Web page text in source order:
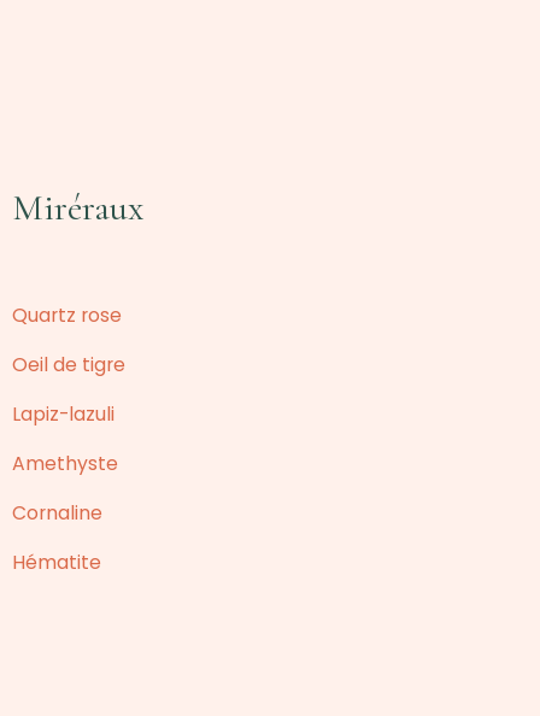
Miréraux
Quartz rose
Oeil de tigre
Lapiz-lazuli
Amethyste
Cornaline
Hématite